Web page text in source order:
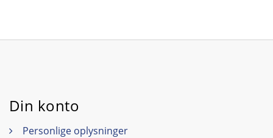
Din konto
Personlige oplysninger